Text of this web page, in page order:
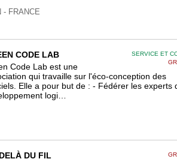
- FRANCE
SERVICE ET
CODE LAB
Code Lab est une
qui travaille sur l'éco-conception des
Elle a pour but de : - Fédérer les experts
logi…
DU FIL